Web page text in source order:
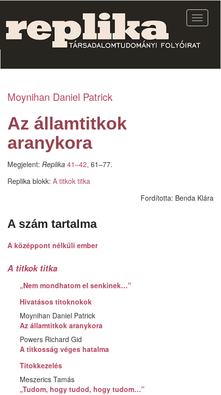
tartalomra
Moynihan Daniel Patrick
Az államtitkok
aranykora
Megjelent: Replika 41–42, 61–77.
Replika blokk: A titkok titka
Fordította: Benda Klára
A szám tartalma
A középpont nélküli ember
A titkok titka
„Nem mondhatom el senkinek…”
Hivatásos titoknokok
Moynihan Daniel Patrick
Az államtitkok aranykora
Powers Richard Gid
A titkosság véges hatalma
Titokkezelés
Meszerics Tamás
„Tudom, hogy tudod, hogy tudom…”